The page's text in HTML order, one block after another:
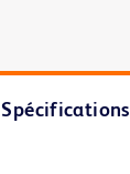
Spécifications